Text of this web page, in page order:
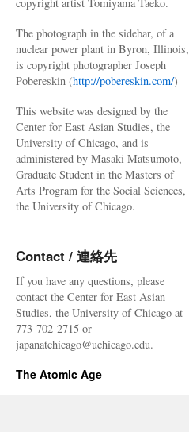
The photograph in the sidebar, of a
nuclear power plant in Byron, Illinois,
is copyright photographer Joseph
Pobereskin (http://pobereskin.com/)
This website was designed by the
Center for East Asian Studies, the
University of Chicago, and is
administered by Masaki Matsumoto,
Graduate Student in the Masters of
Arts Program for the Social Sciences,
the University of Chicago.
Contact / 連絡先
If you have any questions, please
contact the Center for East Asian
Studies, the University of Chicago at
773-702-2715 or
japanatchicago@uchicago.edu.
The Atomic Age